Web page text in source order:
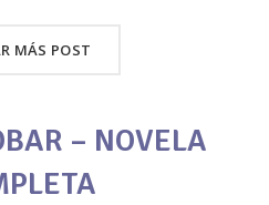
MÁS POST
– NOVELA